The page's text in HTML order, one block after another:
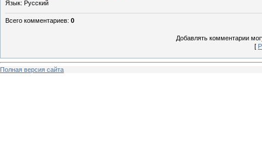
Язык: Русский
Всего комментариев: 0
Добавлять комментарии
[
Полная версия сайта